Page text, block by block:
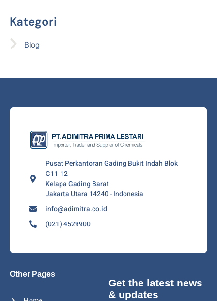
Kategori
Blog
Pusat Perkantoran Gading Bukit Indah Blok
G11-12
Kelapa Gading Barat
Jakarta Utara 14240 - Indonesia
info@adimitra.co.id
(021) 4529900
Other Pages
Get the latest news
& updates